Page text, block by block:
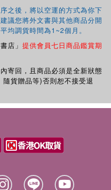
之後，將以空運的方式為你下
議您將外文書與其他商品分開
均調貨時間為1~2個月。
店」 提供會員七日商品鑑賞期
寄回，且商品必須是全新狀態
貨贈品等)否則恕不接受退